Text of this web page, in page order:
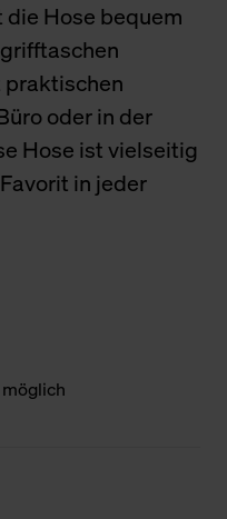
Hose bequem
praktischen
oder in der
Hose ist vielseitig
in jeder